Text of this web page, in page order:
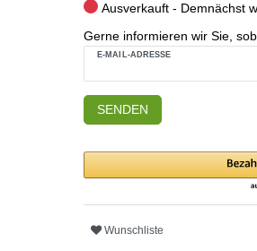
Ausverkauft - Demnächst
Gerne informieren wir Sie,
E-MAIL-ADRESSE
SENDEN
Wunschliste